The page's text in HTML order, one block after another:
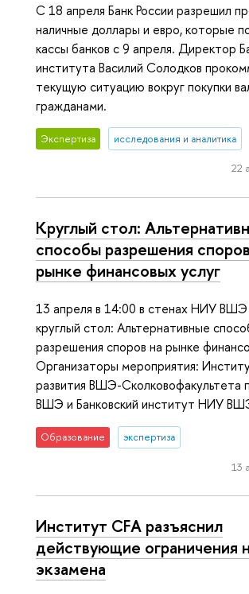
С 18 апреля Банк России разрешил
наличные доллары и евро, которые
кассы банков с 9 апреля. Директор
института Василий Солодков
текущую ситуацию вокруг покупки
гражданами.
Экспертиза исследования и аналитика
22
Круглый стол:
способы разрешения
рынке финансовых услуг
13 апреля в 14:00 в стенах НИУ ВШЭ
круглый стол: Альтернативные
разрешения споров на рынке
Организаторы мероприятия:
развития ВШЭ-Сколковофакультета
ВШЭ и Банковский институт НИУ
Образование экспертиза
13
Институт CFA разъяснил
действующие ограничения
экзамена